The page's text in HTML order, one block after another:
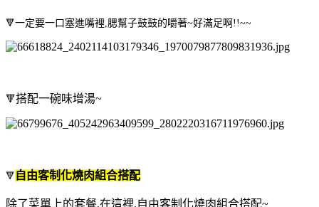
🔻一定要一口塞進嘴裡,腮幫子鼓鼓的嚼著~好滿足啊!!~~
🔻搭配一碗味增湯~
🔻 自由客制化燒肉組合搭配
除了菜單上的套餐,在這裡,自由客制化燒肉組合搭配~